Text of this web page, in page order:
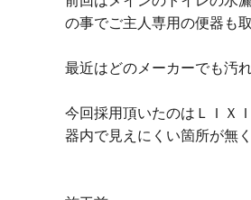
の事でご主人専用の便器も
最近はどのメーカーでも汚
今回採用頂いたのはＬＩＸ
器内で見えにくい箇所が無